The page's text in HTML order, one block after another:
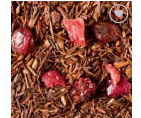
Ajouter
à la
wishlist